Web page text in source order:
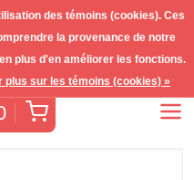
Panier
des témoins (cookies). Ces
la provenance de notre
plus d'en améliorer les fonctions.
plus sur les témoins (cookies) »